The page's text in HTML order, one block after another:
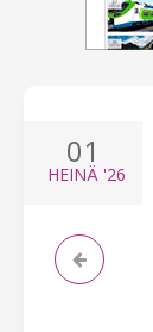
01
HEINÄ '26